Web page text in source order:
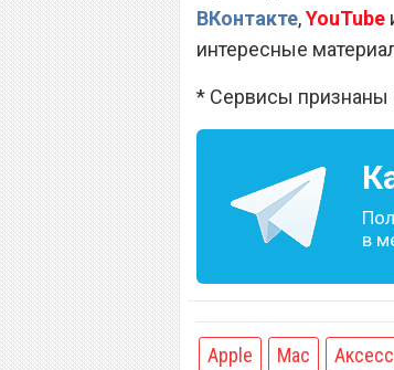
ВКонтакте,YouTube
интересные
* Сервисы признаны
в
Apple Mac